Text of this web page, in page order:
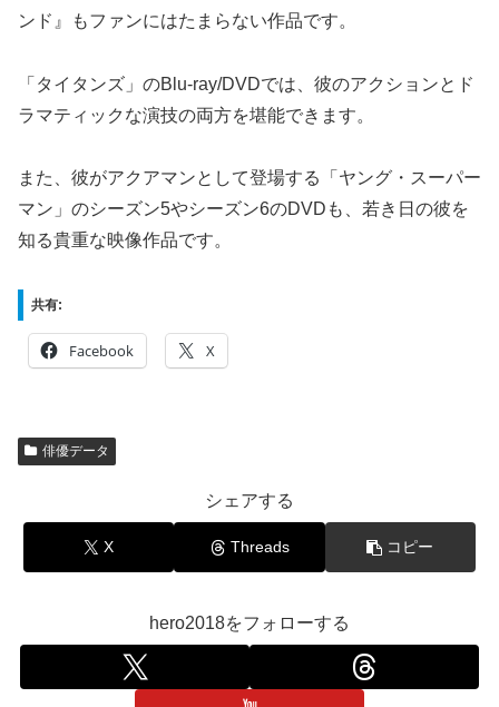
ンド』もファンにはたまらない作品です。
「タイタンズ」のBlu-ray/DVDでは、彼のアクションとド
ラマティックな演技の両方を堪能できます。
また、彼がアクアマンとして登場する「ヤング・スーパー
マン」のシーズン5やシーズン6のDVDも、若き日の彼を
知る貴重な映像作品です。
共有:
Facebook X
俳優データ
シェアする
X Threads コピー
hero2018をフォローする